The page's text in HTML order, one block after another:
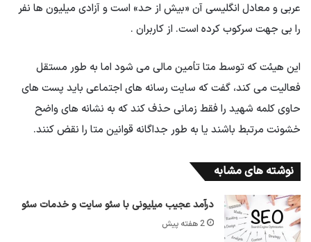
عربی و معادل انگلیسی آن «بیش از حد» است و آزادی میلیون ها نفر
را بی جهت سرکوب کرده است. از کاربران .
این هیئت که توسط متا تأمین مالی می شود اما به طور مستقل
فعالیت می کند، گفت که سایت رسانه های اجتماعی باید پست های
حاوی کلمه شهید را فقط زمانی حذف کند که به نشانه های واضح
خشونت مرتبط باشند یا به طور جداگانه قوانین متا را نقض کنند.
نوشته های مشابه
درآمد عجیب میلیونی با سئو سایت و خدمات سئو
2 هفته پیش